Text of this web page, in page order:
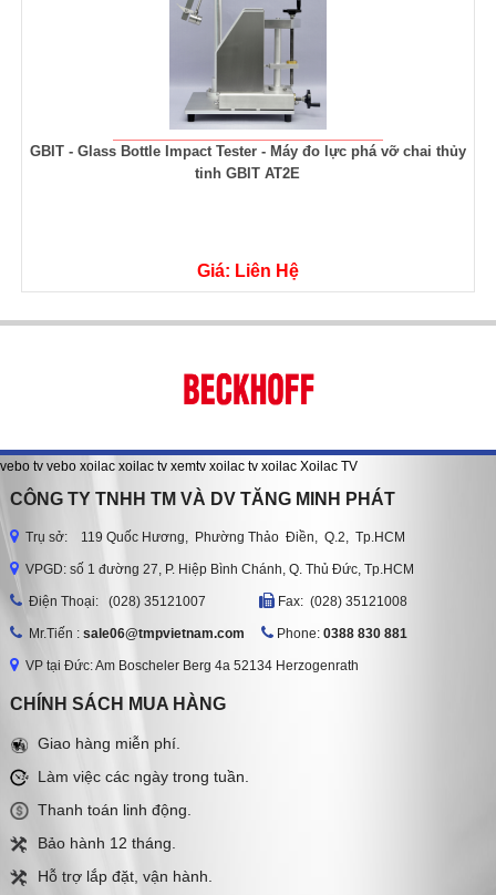
thủy
CIDG-1 AT2E Đồng hồ đo đường kính trong của lon - Can
Diameter Gauge CIDG-1
Giá: Liên Hệ
vebo tv vebo xoilac xoilac tv xemtv xoilac tv xoilac Xoilac TV
CÔNG TY TNHH TM VÀ DV TĂNG MINH PHÁT
Trụ sở: 119 Quốc Hương, Phường Thảo Điền, Q.2, Tp.HCM
VPGD: số 1 đường 27, P. Hiệp Bình Chánh, Q. Thủ Đức, Tp.HCM
Ðiện Thoại: (028) 35121007 Fax: (028) 35121008
Mr.Tiến : sale06@tmpvietnam.com Phone: 0388 830 881
VP tại Đức: Am Boscheler Berg 4a 52134 Herzogenrath
CHÍNH SÁCH MUA HÀNG
Giao hàng miễn phí.
Làm việc các ngày trong tuần.
Thanh toán linh động.
Bảo hành 12 tháng.
Hỗ trợ lắp đặt, vận hành.